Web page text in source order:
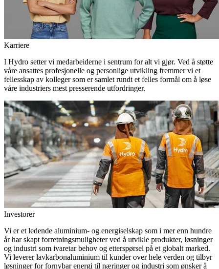
Karriere
I Hydro setter vi medarbeiderne i sentrum for alt vi gjør. Ved å støtte
våre ansattes profesjonelle og personlige utvikling fremmer vi et
fellesskap av kolleger som er samlet rundt et felles formål om å løse
våre industriers mest presserende utfordringer.
Investorer
Vi er et ledende aluminium- og energiselskap som i mer enn hundre
år har skapt forretningsmuligheter ved å utvikle produkter, løsninger
og industri som ivaretar behov og etterspørsel på et globalt marked.
Vi leverer lavkarbonaluminium til kunder over hele verden og tilbyr
løsninger for fornybar energi til næringer og industri som ønsker å